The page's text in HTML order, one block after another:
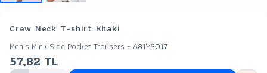
Crew Neck T-shirt Khaki
Men's Mink Side Pocket Trousers - A81Y3017
57,82 TL